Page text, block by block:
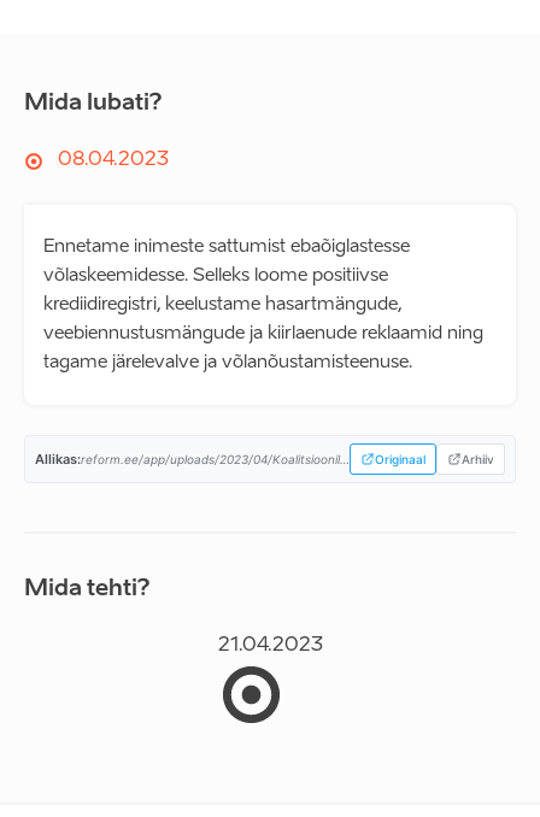
Mida lubati?
08.04.2023
Ennetame inimeste sattumist ebaõiglastesse
võlaskeemidesse. Selleks loome positiivse
krediidiregistri, keelustame hasartmängude,
veebiennustusmängude ja kiirlaenude reklaamid ning
tagame järelevalve ja võlanõustamisteenuse.
Allikas: reform.ee/app/uploads/2023/04/Koalitsioonilepe-08.04.2023a-1.pdf... Originaal Arhiiv
Mida tehti?
21.04.2023